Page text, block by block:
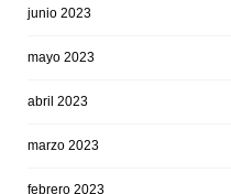
junio 2023
mayo 2023
abril 2023
marzo 2023
febrero 2023